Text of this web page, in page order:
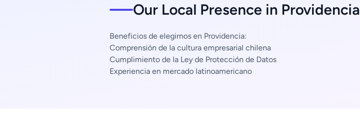
Our Local Presence in Providencia
Beneficios de elegirnos en Providencia:
Comprensión de la cultura empresarial chilena
Cumplimiento de la Ley de Protección de Datos
Experiencia en mercado latinoamericano